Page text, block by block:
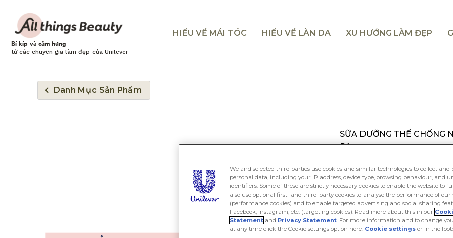
Bí kíp và cảm hứng
từ các chuyên gia làm đẹp của Unilever
HIỂU VỀ MÁI TÓC HIỂU VỀ LÀN DA XU HƯỚNG LÀM ĐẸP
Danh Mục Sản Phẩm
SỮA DƯỠNG THỂ CHỐNG
PA++++
Vaseline serum
SPF50+
Sữa dưỡng thể chống nắng
nắng SPF 50+ PA ++++
lần cùng với công thức bảo
We and selected third parties use cookies and similar technologies to collect and
personal data, including your IP address, device type, browsing behaviour, and
identifiers. Some of these are strictly necessary cookies to enable the website to
also use optional first- and third-party cookies to analyse the performance of our
(performance cookies) and to enable targeted advertising and social sharing
Facebook, Instagram, etc. (targeting cookies). Read more about this in our
Statement and Privacy Statement. For more information and to change
at any time click the Cookie settings option here: Cookie settings or in the